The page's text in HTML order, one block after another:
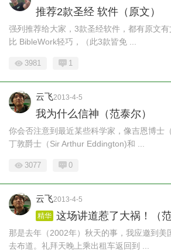
推荐2款圣经 软件（原文）
强列推荐给大家，3款圣经软件，都有原文有
比 BibleWork轻巧，（此3款皆免 ...
3981 1
云飞2013-4-5
我为什么信神（范泰尔）
你会否注意到最近某些科学家，像吉恩博士
丁敦爵士（Sir Arthur Eddington)和 ...
3077 0
云飞2013-4-5
精华 这场讲道惹了大祸！（范
那是去年（2002年）秋天的事，我应邀到美
去布道。礼拜天晚上乘出租车返回到 ...